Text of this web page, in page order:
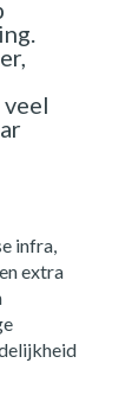
veel
infra,
extra